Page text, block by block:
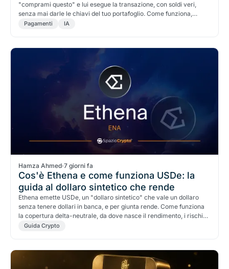
"comprami questo" e lui esegue la transazione, con soldi veri,
senza mai darle le chiavi del tuo portafoglio. Come funziona,
perché OpenAI aveva fallito, e i rischi da conoscere.
Pagamenti IA
Hamza Ahmed·7 giorni fa
Cos'è Ethena e come funziona USDe: la
guida al dollaro sintetico che rende
Ethena emette USDe, un "dollaro sintetico" che vale un dollaro
senza tenere dollari in banca, e per giunta rende. Come funziona
la copertura delta-neutrale, da dove nasce il rendimento, i rischi
reali, ed è un altro Terra?
Guida Crypto